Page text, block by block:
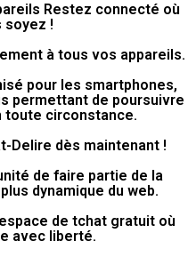
Restez connecté où
soyez !
à tous vos appareils.
pour les smartphones,
permettant de poursuivre
toute circonstance.
Delire dès maintenant !
de faire partie de la
dynamique du web.
de tchat gratuit où
avec liberté.